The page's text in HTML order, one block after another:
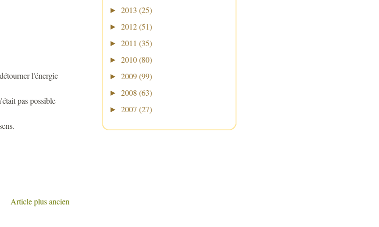
l'énergie
pas possible
Article plus ancien
► 2013 (25)
► 2012 (51)
► 2011 (35)
► 2010 (80)
► 2009 (99)
► 2008 (63)
► 2007 (27)